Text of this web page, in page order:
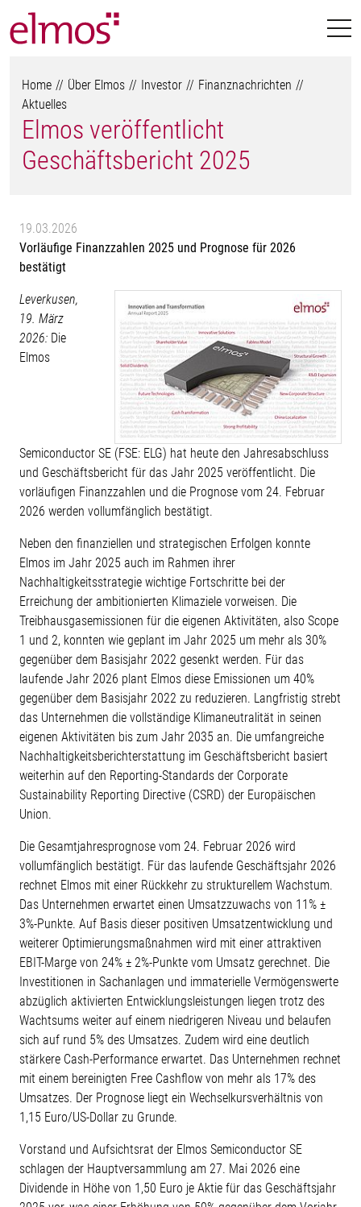
Home Über Elmos Investor
Finanznachrichten
Aktuelles
Elmos veröffentlicht
Geschäftsbericht 2025
19.03.2026
Vorläufige Finanzzahlen 2025 und Prognose für 2026
bestätigt
Leverkusen,
19. März
2026: Die
Elmos
Semiconductor SE (FSE: ELG) hat heute den Jahresabschluss
und Geschäftsbericht für das Jahr 2025 veröffentlicht. Die
vorläufigen Finanzzahlen und die Prognose vom 24. Februar
2026 werden vollumfänglich bestätigt.
Neben den finanziellen und strategischen Erfolgen konnte
Elmos im Jahr 2025 auch im Rahmen ihrer
Nachhaltigkeitsstrategie wichtige Fortschritte bei der
Erreichung der ambitionierten Klimaziele vorweisen. Die
Treibhausgasemissionen für die eigenen Aktivitäten, also Scope
1 und 2, konnten wie geplant im Jahr 2025 um mehr als 30%
gegenüber dem Basisjahr 2022 gesenkt werden. Für das
laufende Jahr 2026 plant Elmos diese Emissionen um 40%
gegenüber dem Basisjahr 2022 zu reduzieren. Langfristig strebt
das Unternehmen die vollständige Klimaneutralität in seinen
eigenen Aktivitäten bis zum Jahr 2035 an. Die umfangreiche
Nachhaltigkeitsberichterstattung im Geschäftsbericht basiert
weiterhin auf den Reporting-Standards der Corporate
Sustainability Reporting Directive (CSRD) der Europäischen
Union.
Die Gesamtjahresprognose vom 24. Februar 2026 wird
vollumfänglich bestätigt. Für das laufende Geschäftsjahr 2026
rechnet Elmos mit einer Rückkehr zu strukturellem Wachstum.
Das Unternehmen erwartet einen Umsatzzuwachs von 11% ±
3%-Punkte. Auf Basis dieser positiven Umsatzentwicklung und
weiterer Optimierungsmaßnahmen wird mit einer attraktiven
EBIT-Marge von 24% ± 2%-Punkte vom Umsatz gerechnet. Die
Investitionen in Sachanlagen und immaterielle Vermögenswerte
abzüglich aktivierten Entwicklungsleistungen liegen trotz des
Wachtsums weiter auf einem niedrigeren Niveau und belaufen
sich auf rund 5% des Umsatzes. Zudem wird eine deutlich
stärkere Cash-Performance erwartet. Das Unternehmen rechnet
mit einem bereinigten Free Cashflow von mehr als 17% des
Umsatzes. Der Prognose liegt ein Wechselkursverhältnis von
1,15 Euro/US-Dollar zu Grunde.
Vorstand und Aufsichtsrat der Elmos Semiconductor SE
schlagen der Hauptversammlung am 27. Mai 2026 eine
Dividende in Höhe von 1,50 Euro je Aktie für das Geschäftsjahr